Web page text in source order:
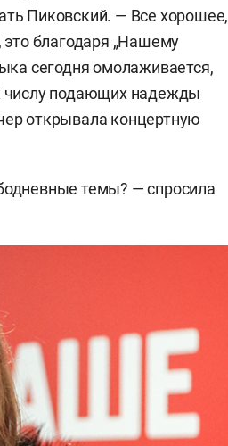
Пиковский. — Все хорошее,
это благодаря „Нашему
сегодня омолаживается,
числу подающих надежды
открывала концертную
темы? — спросила